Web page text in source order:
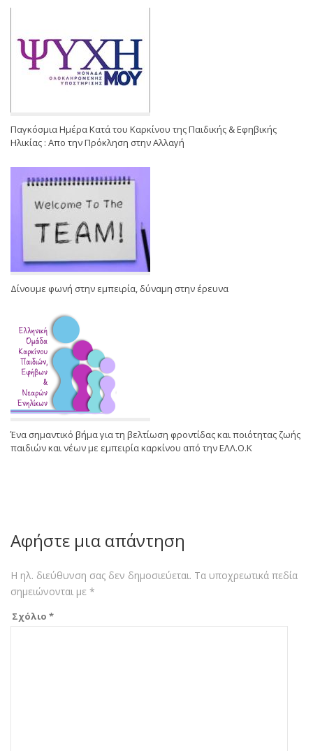
Παγκόσμια Ημέρα Κατά του Καρκίνου της Παιδικής & Εφηβικής
Ηλικίας : Απο την Πρόκληση στην Αλλαγή
Δίνουμε φωνή στην εμπειρία, δύναμη στην έρευνα
Ένα σημαντικό βήμα για τη βελτίωση φροντίδας και ποιότητας ζωής
παιδιών και νέων με εμπειρία καρκίνου από την ΕΛΛ.Ο.Κ
Αφήστε μια απάντηση
Η ηλ. διεύθυνση σας δεν δημοσιεύεται. Τα υποχρεωτικά πεδία
σημειώνονται με *
Σχόλιο *